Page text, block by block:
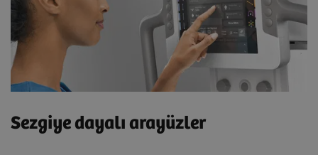
Sezgiye dayalı arayüzler